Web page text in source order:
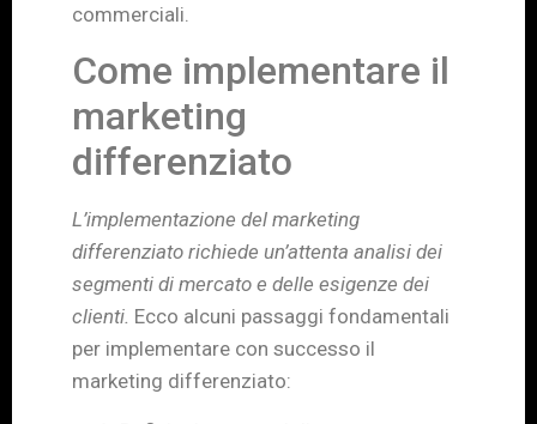
commerciali.
Come implementare il
marketing
differenziato
L’implementazione del marketing
differenziato richiede un’attenta analisi dei
segmenti di mercato e delle esigenze dei
clienti. Ecco alcuni passaggi fondamentali
per implementare con successo il
marketing differenziato: